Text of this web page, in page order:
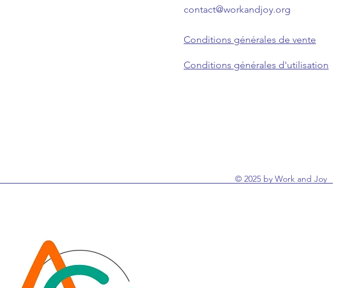
contact@workandjoy.org
Conditions générales de vente
Conditions générales d'utilisation
© 2025 by Work and Joy